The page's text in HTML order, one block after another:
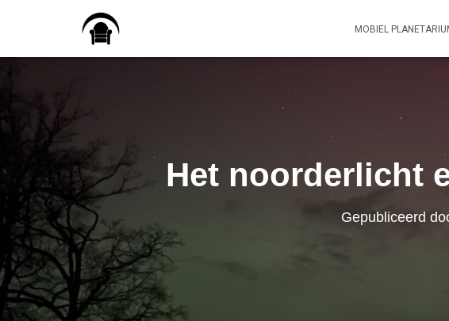
MOBIEL
Het noorderlicht
Gepubliceerd